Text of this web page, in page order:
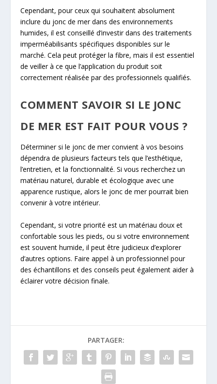
Cependant, pour ceux qui souhaitent absolument
inclure du jonc de mer dans des environnements
humides, il est conseillé d’investir dans des traitements
imperméabilisants spécifiques disponibles sur le
marché. Cela peut protéger la fibre, mais il est essentiel
de veiller à ce que l’application du produit soit
correctement réalisée par des professionnels qualifiés.
COMMENT SAVOIR SI LE JONC
DE MER EST FAIT POUR VOUS ?
Déterminer si le jonc de mer convient à vos besoins
dépendra de plusieurs facteurs tels que l’esthétique,
l’entretien, et la fonctionnalité. Si vous recherchez un
matériau naturel, durable et écologique avec une
apparence rustique, alors le jonc de mer pourrait bien
convenir à votre intérieur.
Cependant, si votre priorité est un matériau doux et
confortable sous les pieds, ou si votre environnement
est souvent humide, il peut être judicieux d’explorer
d’autres options. Faire appel à un professionnel pour
des échantillons et des conseils peut également aider à
éclairer votre décision finale.
PARTAGER: